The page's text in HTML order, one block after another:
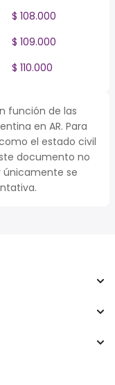
$ 108.000
$ 109.000
$ 110.000
función de las
en AR. Para
el estado civil
documento no
únicamente se